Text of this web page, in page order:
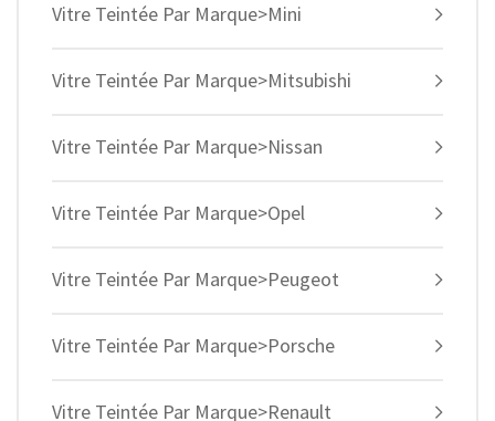
Vitre Teintée Par Marque>Mini
Vitre Teintée Par Marque>Mitsubishi
Vitre Teintée Par Marque>Nissan
Vitre Teintée Par Marque>Opel
Vitre Teintée Par Marque>Peugeot
Vitre Teintée Par Marque>Porsche
Vitre Teintée Par Marque>Renault